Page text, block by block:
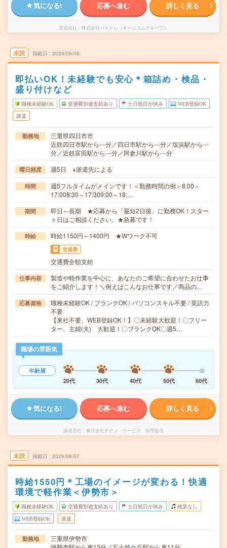
気になる! 応募へ進む 詳しく見る
派遣会社 株式会社バイトレ（キャムコムグループ）
未読 掲載日 2026/08/08
即払いOK！未経験でも安心＊箱詰め・検品・
盛り付けなど
職種未経験OK 交通費別途支給あり 土日祝日が休み WEB登録OK
派遣
勤務地
三重県四日市市
近鉄四日市駅から---分／四日市駅から---分／塩浜駅から---
分／近鉄富田駅から---分／阿倉川駅から---分
曜日頻度 週5日 ※派遣先による
時間
週5フルタイムがメインです！＜勤務時間の例＞8:00～
17:008:30～17:309:00～18:…
期間
即日～長期 ★応募から「最短2日後」に勤務OK！スター
ト日はご相談ください。★急募です！
時給 時給1150円～1400円 ★Wワーク不可
交通費
交通費全額支給
仕事内容
製造や軽作業を中心に、あなたのご希望に合わせたお仕事
をご紹介します！＼例えばこんなお仕事です／商品の…
応募資格
職種未経験OK / ブランクOK / パソコンスキル不要 / 英語力
不要
【来社不要、WEB登録OK！】〇未経験大歓迎！〇フリー
ター、主婦(夫) 大歓迎！〇ブランクOK〇週5…
職場の雰囲気
年齢層
20代
30代 40代 50代 60代
気になる! 応募へ進む 詳しく見る
派遣会社 株式会社テクノ・サービス 採用担当
未読 掲載日 2026/08/07
時給1550円＊工場のイメージが変わる！快適
環境で軽作業＜伊勢市＞
職種未経験OK 交通費別途支給あり 土日祝日が休み 残業なし
WEB登録OK 派遣
勤務地
三重県伊勢市